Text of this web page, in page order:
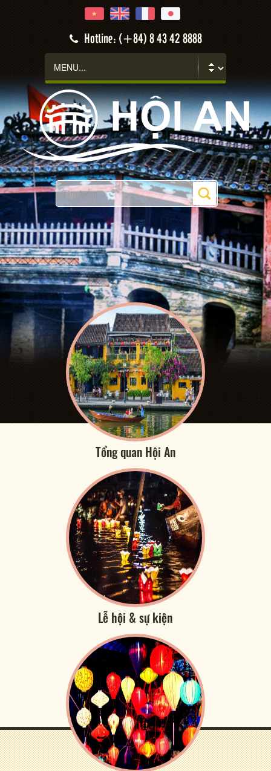
Hotline: (+84) 8 43 42 8888
Tổng quan Hội An
Lễ hội & sự kiện